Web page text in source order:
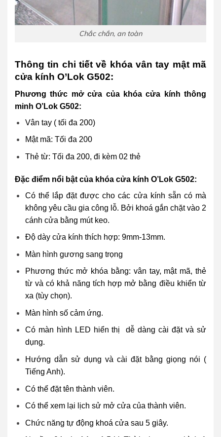
Chắc chắn, an toàn
Thông tin chi tiết về khóa vân tay mật mã
cửa kính O’Lok G502:
Phương thức mở cửa của khóa cửa kính thông
minh O’Lok G502:
Vân tay ( tối đa 200)
Mật mã: Tối đa 200
Thẻ từ: Tối đa 200, đi kèm 02 thẻ
Đặc điểm nổi bật của khóa cửa kính O’Lok G502:
Có thể lắp đặt được cho các cửa kính sẵn có mà
không yêu cầu gia công lỗ. Bởi khoá gắn chặt vào 2
cánh cửa bằng mút keo.
Độ dày cửa kính thích hợp: 9mm-13mm.
Màn hình gương sang trọng
Phương thức mở khóa bằng: vân tay, mật mã, thẻ
từ và có khả năng tích hợp mở bằng điều khiển từ
xa (tùy chọn).
Màn hình số cảm ứng.
Có màn hình LED hiển thị dễ dàng cài đặt và sử
dụng.
Hướng dẫn sử dụng và cài đặt bằng giọng nói (
Tiếng Anh).
Có thể đặt tên thành viên.
Có thể xem lại lịch sử mở cửa của thành viên.
Chức năng tự động khoá cửa sau 5 giây.